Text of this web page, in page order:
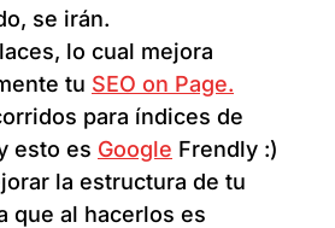
se irán.
lo cual mejora
tu SEO on Page.
para índices de
esto es Google Frendly :)
la estructura de tu
que al hacerlos es